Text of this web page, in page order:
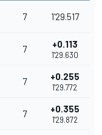
7 1'29.517
7 +0.113
1'29.630
7 +0.255
1'29.772
7 +0.355
1'29.872